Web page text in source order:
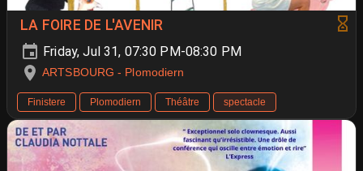
LA FOIRE DE L'AVENIR
Friday, Jul 31, 07:30 PM-08:30 PM
ARTSBOURG - Plomodiern
Finistere Plomodiern Théâtre spectacle